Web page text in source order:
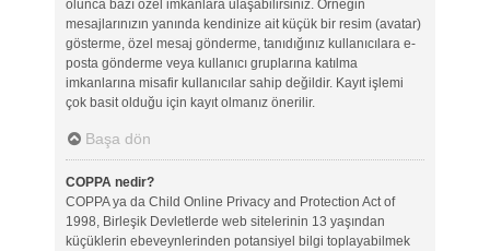
olunca bazı özel imkanlara ulaşabilirsiniz. Örneğin
mesajlarınızın yanında kendinize ait küçük bir resim (avatar)
gösterme, özel mesaj gönderme, tanıdığınız kullanıcılara e-
posta gönderme veya kullanıcı gruplarına katılma
imkanlarına misafir kullanıcılar sahip değildir. Kayıt işlemi
çok basit olduğu için kayıt olmanız önerilir.
Başa dön
COPPA nedir?
COPPA ya da Child Online Privacy and Protection Act of
1998, Birleşik Devletlerde web sitelerinin 13 yaşından
küçüklerin ebeveynlerinden potansiyel bilgi toplayabilmek